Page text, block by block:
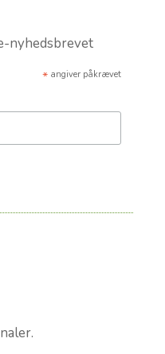
nyhedsbrevet
* angiver påkrævet